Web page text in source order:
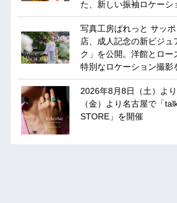
た、新しい振袖ロケーシ
写真工房ぱれっと サッ
店、成人記念の新ビジュ
ク」を公開。洋館とロー
特別なロケーション撮影
2026年8月8日（土）よ
（金）より名古屋で「
STORE」を開催